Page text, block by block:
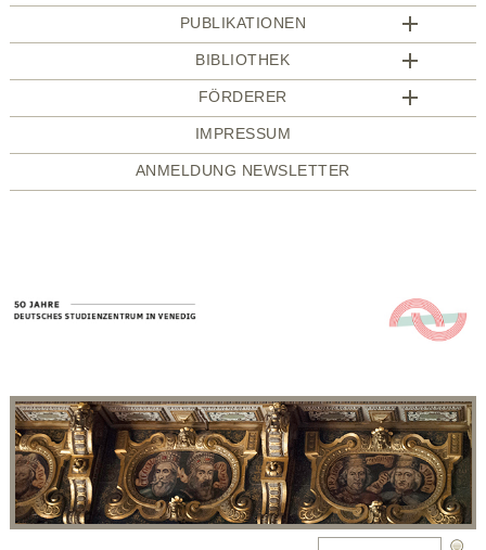
PUBLIKATIONEN
BIBLIOTHEK
FÖRDERER
IMPRESSUM
ANMELDUNG NEWSLETTER